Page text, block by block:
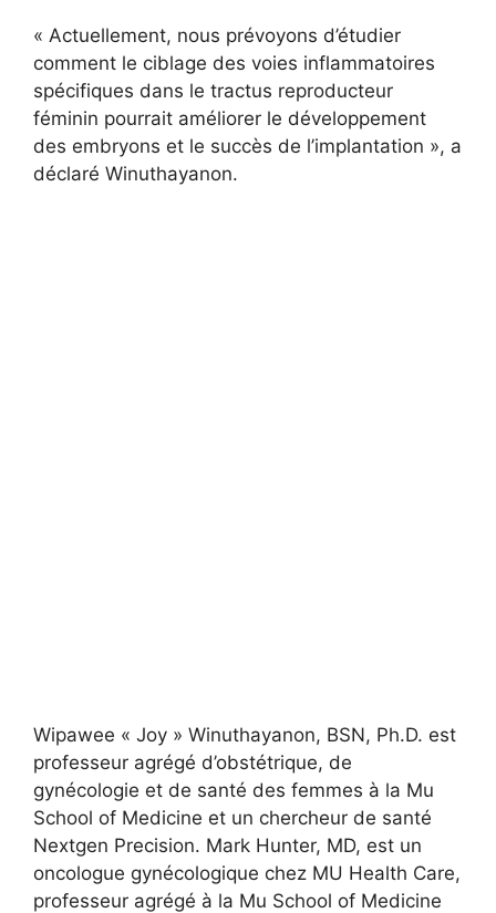
« Actuellement, nous prévoyons d’étudier
comment le ciblage des voies inflammatoires
spécifiques dans le tractus reproducteur
féminin pourrait améliorer le développement
des embryons et le succès de l’implantation », a
déclaré Winuthayanon.
Wipawee « Joy » Winuthayanon, BSN, Ph.D. est
professeur agrégé d’obstétrique, de
gynécologie et de santé des femmes à la Mu
School of Medicine et un chercheur de santé
Nextgen Precision. Mark Hunter, MD, est un
oncologue gynécologique chez MU Health Care,
professeur agrégé à la Mu School of Medicine